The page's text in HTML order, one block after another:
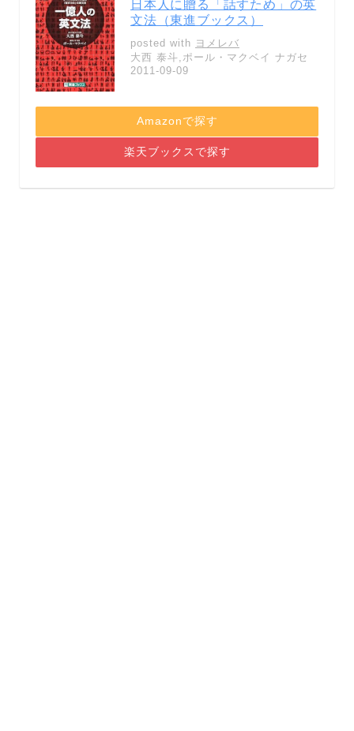
日本人に贈る「話すため」の英
文法（東進ブックス）
posted with ヨメレバ
大西 泰斗,ポール・マクベイ ナガセ
2011-09-09
Amazonで探す
楽天ブックスで探す